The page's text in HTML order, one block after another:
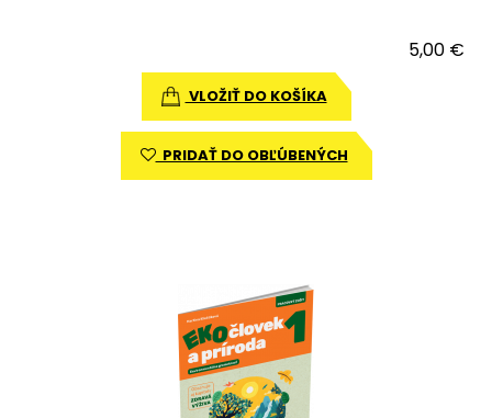
5,00 €
VLOŽIŤ DO KOŠÍKA
PRIDAŤ DO OBĽÚBENÝCH